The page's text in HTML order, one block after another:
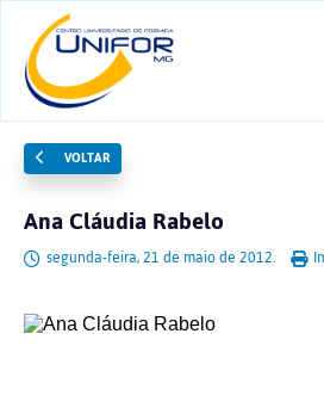
VOLTAR
Ana Cláudia Rabelo
segunda-feira, 21 de maio de 2012.